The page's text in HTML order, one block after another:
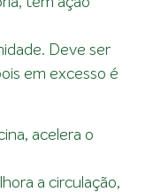
Deve ser
em excesso é
acelera o
a circulação,